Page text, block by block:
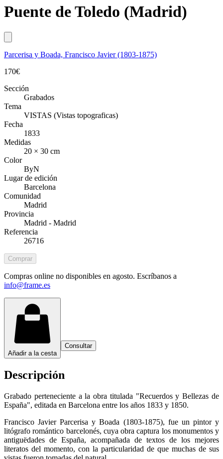
Puente de Toledo (Madrid)
Parcerisa y Boada, Francisco Javier (1803-1875)
170€
Sección
Grabados
Tema
VISTAS (Vistas topograficas)
Fecha
1833
Medidas
20 × 30 cm
Color
ByN
Lugar de edición
Barcelona
Comunidad
Madrid
Provincia
Madrid - Madrid
Referencia
26716
Comprar
Compras online no disponibles en agosto. Escríbanos a
info@frame.es
Añadir a la cesta
Consultar
Descripción
Grabado perteneciente a la obra titulada "Recuerdos y Bellezas de
España", editada en Barcelona entre los años 1833 y 1850.
Francisco Javier Parcerisa y Boada (1803-1875), fue un pintor y
litógrafo romántico barcelonés, cuya obra captura los monumentos y
antiguëdades de España, acompañada de textos de los mejores
literatos del momento, con la particularidad de que muchas de sus